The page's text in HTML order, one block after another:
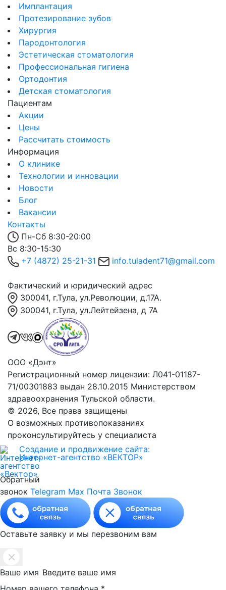
Имплантация
Протезирование зубов
Хирургия
Пародонтология
Эстетическая стоматология
Профессиональная гигиена
Ортодонтия
Детская стоматология
Пациентам
Акции
Цены
Рассчитать стоимость
Информация
О клинике
Технологии и инновации
Новости
Блог
Вакансии
Контакты
Пн-Сб 8:30-20:00
Вс 8:30-15:30
+7 (4872) 25-21-31
info.tuladent71@gmail.com
Фактический и юридический адрес
300041, г.Тула, ул.Революции, д.17А.
300041, г.Тула, ул.Лейтейзена, д 7А
ООО «Дэнт»
Регистрационный номер лицензии: Л041-01187-
71/00301883 выдан 28.10.2015 Министерством
здравоохранения Тульской области.
© 2026, Все права защищены
О возможных противопоказаниях
проконсультируйтесь у специалиста
Создание и продвижение сайта:
Интернет-агентство «ВЕКТОР»
Обратный
звонок Telegram Max Почта Звонок
Оставьте заявку и мы перезвоним вам
Ваше имя